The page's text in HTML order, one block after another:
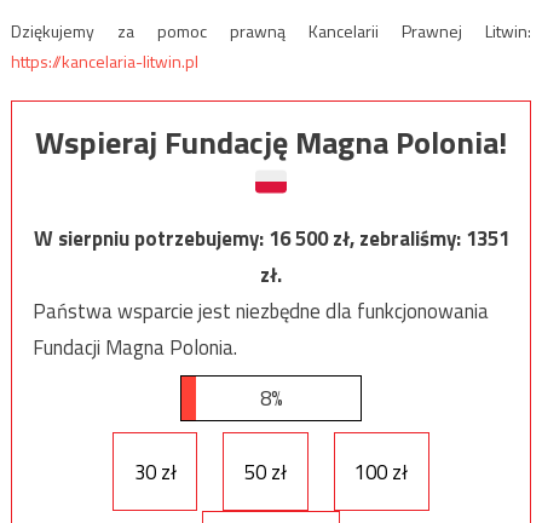
Dziękujemy za pomoc prawną Kancelarii Prawnej Litwin:
https://kancelaria-litwin.pl
Wspieraj Fundację Magna Polonia!
W sierpniu potrzebujemy:16 500zł, zebraliśmy:1351
zł.
Państwa wsparcie jest niezbędne dla funkcjonowania
Fundacji Magna Polonia.
8%
30 zł 50 zł 100 zł